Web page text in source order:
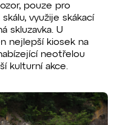
pouze pro
využije skákací
skluzavka. U
nejlepší kiosek na
neotřelou
kulturní akce.